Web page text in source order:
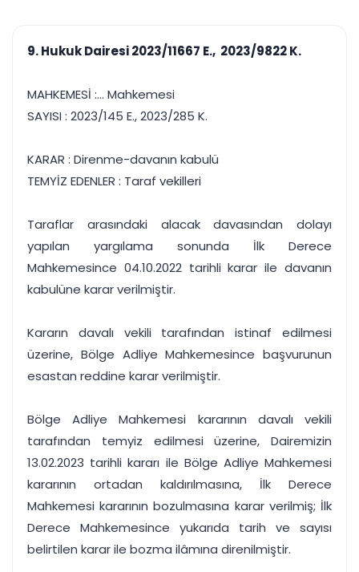
Duruşma ve görev
takvimi
Bildirim
takibi
UYAP & UETS entegrasyonundan finansa, hepsi bir arada.
Tüm özellikleri inceleyin
9. Hukuk Dairesi 2023/11667 E., 2023/9822 K.
MAHKEMESİ :... Mahkemesi
SAYISI : 2023/145 E., 2023/285 K.
KARAR : Direnme-davanın kabulü
TEMYİZ EDENLER : Taraf vekilleri
Taraflar arasındaki alacak davasından dolayı
yapılan yargılama sonunda İlk Derece
Mahkemesince 04.10.2022 tarihli karar ile davanın
kabulüne karar verilmiştir.
Kararın davalı vekili tarafından istinaf edilmesi
üzerine, Bölge Adliye Mahkemesince başvurunun
esastan reddine karar verilmiştir.
Bölge Adliye Mahkemesi kararının davalı vekili
tarafından temyiz edilmesi üzerine, Dairemizin
13.02.2023 tarihli kararı ile Bölge Adliye Mahkemesi
kararının ortadan kaldırılmasına, İlk Derece
Mahkemesi kararının bozulmasına karar verilmiş; İlk
Derece Mahkemesince yukarıda tarih ve sayısı
belirtilen karar ile bozma ilâmına direnilmiştir.